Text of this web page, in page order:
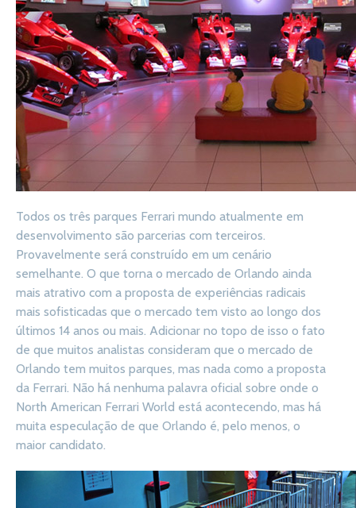
Todos os três parques Ferrari mundo atualmente em
desenvolvimento são parcerias com terceiros.
Provavelmente será construído em um cenário
semelhante. O que torna o mercado de Orlando ainda
mais atrativo com a proposta de experiências radicais
mais sofisticadas que o mercado tem visto ao longo dos
últimos 14 anos ou mais. Adicionar no topo de isso o fato
de que muitos analistas consideram que o mercado de
Orlando tem muitos parques, mas nada como a proposta
da Ferrari. Não há nenhuma palavra oficial sobre onde o
North American Ferrari World está acontecendo, mas há
muita especulação de que Orlando é, pelo menos, o
maior candidato.